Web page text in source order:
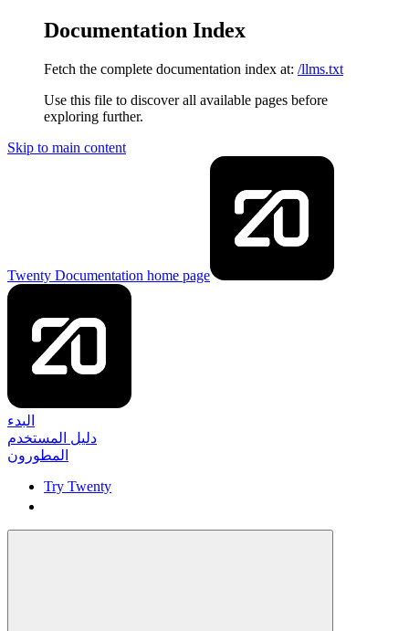
Documentation Index
Fetch the complete documentation index at: /llms.txt
Use this file to discover all available pages before
exploring further.
Skip to main content
Twenty Documentation home page
البدء
دليل المستخدم
المطورون
Try Twenty